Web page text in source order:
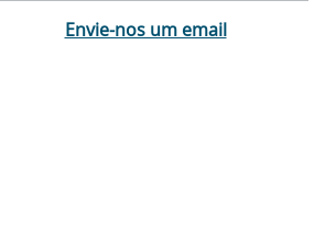
Envie-nos um email